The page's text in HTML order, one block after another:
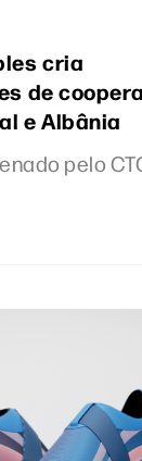
cria
de
e Albânia
pelo